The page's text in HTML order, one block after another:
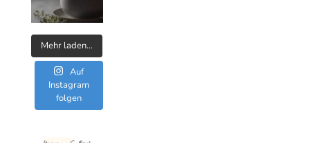
Mehr laden…
Auf
Instagram
folgen